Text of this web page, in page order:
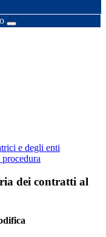
e degli enti
dei contratti al